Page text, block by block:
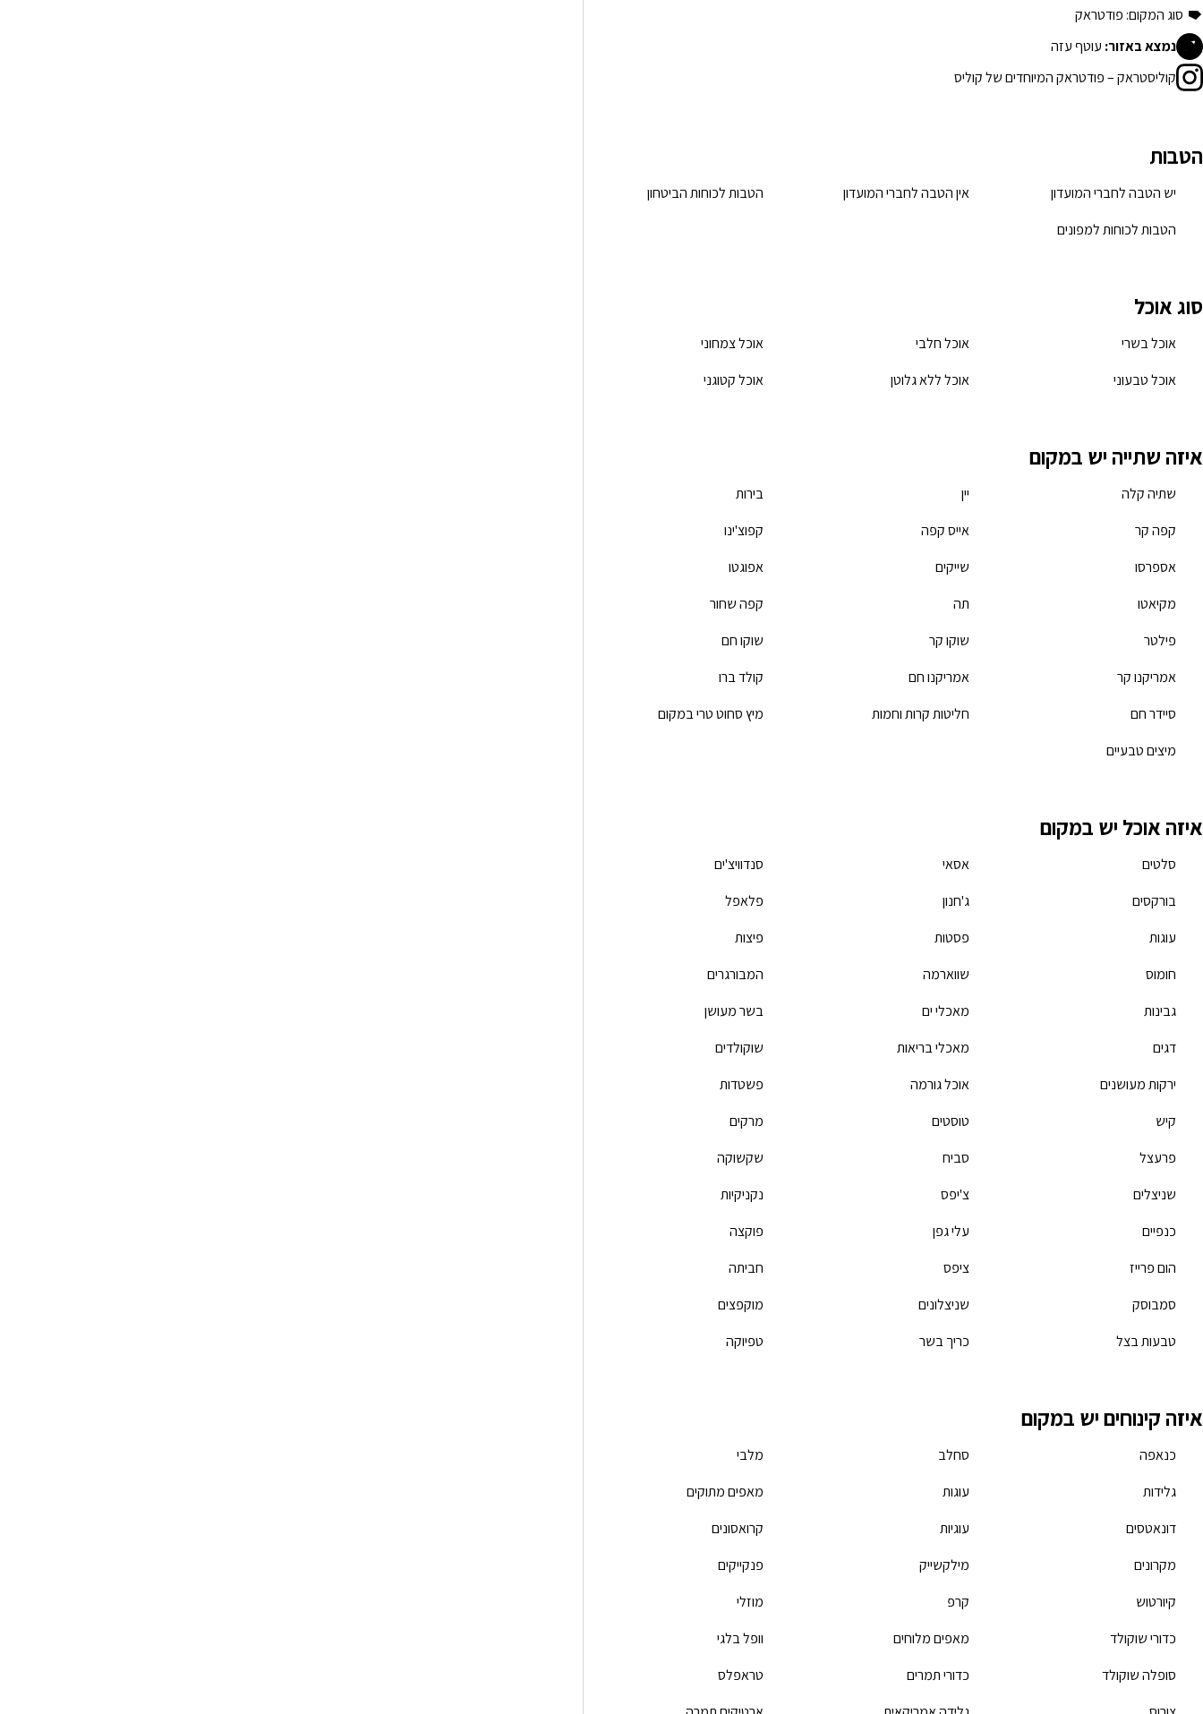
סוג המקום: פודטראק
נמצא באזור: עוטף עזה
קוליסטראק – פודטראק המיוחדים של קוליס
הטבות
יש הטבה לחברי המועדון אין הטבה לחברי המועדון
הטבות לכוחות הביטחון
הטבות לכוחות למפונים
סוג אוכל
אוכל בשרי אוכל חלבי
אוכל צמחוני
אוכל טבעוני
אוכל ללא גלוטן אוכל קטוגני
איזה שתייה יש במקום
שתיה קלה יין
בירות
קפה קר
אייס קפה
קפוצ'ינו
אספרסו
שייקים
אפוגטו
מקיאטו
תה
קפה שחור
פילטר
שוקו קר
שוקו חם
אמריקנו קר
אמריקנו חם
קולד ברו
סיידר חם
חליטות קרות וחמות
מיץ סחוט טרי במקום
מיצים טבעיים
איזה אוכל יש במקום
סלטים אסאי
סנדוויצ'ים
בורקסים
ג'חנון
פלאפל
עוגות
פסטות
פיצות
חומוס
שווארמה
המבורגרים
גבינות
מאכלי ים
בשר מעושן
דגים
מאכלי בריאות
שוקולדים
ירקות מעושנים
אוכל גורמה
פשטדות
קיש
טוסטים
מרקים
פרעצל
סביח
שקשוקה
שניצלים
צ'יפס
נקניקיות
כנפיים
עלי גפן
פוקצה
הום פרייז
ציפס
חביתה
סמבוסק
שניצלונים
מוקפצים
טבעות בצל
כריך בשר טפיוקה
איזה קינוחים יש במקום
כנאפה סחלב
מלבי
גלידות
עוגות
מאפים מתוקים
דונאטסים
עוגיות
קרואסונים
מקרונים
מילקשייק
פנקייקים
קיורטוש
קרפ
מוזלי
כדורי שוקולד
מאפים מלוחים
וופל בלגי
סופלה שוקולד
כדורי תמרים
טראפלס